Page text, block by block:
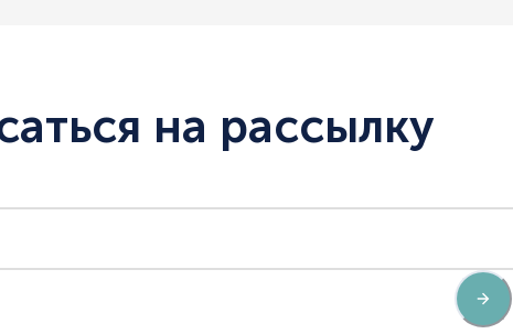
на рассылку